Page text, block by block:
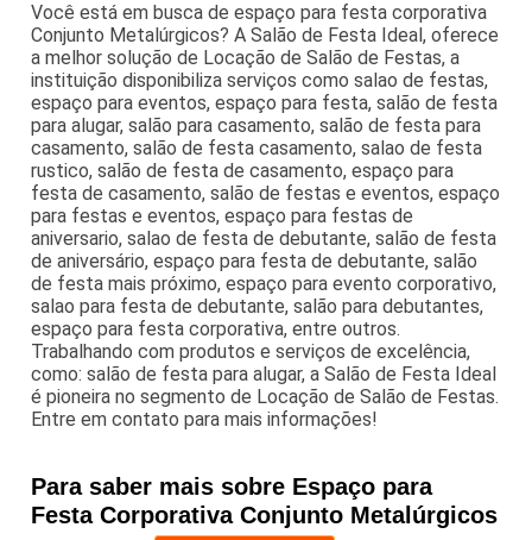
Você está em busca de espaço para festa corporativa
Conjunto Metalúrgicos? A Salão de Festa Ideal, oferece
a melhor solução de Locação de Salão de Festas, a
instituição disponibiliza serviços como salao de festas,
espaço para eventos, espaço para festa, salão de festa
para alugar, salão para casamento, salão de festa para
casamento, salão de festa casamento, salao de festa
rustico, salão de festa de casamento, espaço para
festa de casamento, salão de festas e eventos, espaço
para festas e eventos, espaço para festas de
aniversario, salao de festa de debutante, salão de festa
de aniversário, espaço para festa de debutante, salão
de festa mais próximo, espaço para evento corporativo,
salao para festa de debutante, salão para debutantes,
espaço para festa corporativa, entre outros.
Trabalhando com produtos e serviços de excelência,
como: salão de festa para alugar, a Salão de Festa Ideal
é pioneira no segmento de Locação de Salão de Festas.
Entre em contato para mais informações!
Para saber mais sobre Espaço para
Festa Corporativa Conjunto Metalúrgicos